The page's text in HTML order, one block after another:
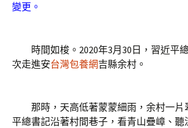
變更。
時間如梭。2020年3月30日，習近平
次走進安台灣包養網吉縣余村。
那時，天高低著蒙蒙細雨，余村一片
平總書記沿著村間巷子，看青山疊嶂、聽